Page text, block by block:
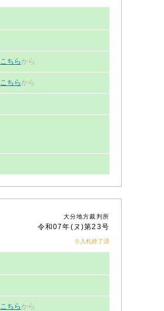
こちら から
こちら から
大分地方裁判所
令和07年(ヌ)第23号
※入札終了済
こちら から